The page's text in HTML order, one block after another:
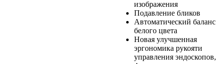
изображения
Подавление бликов
Автоматический баланс
белого цвета
Новая улучшенная
эргономика рукояти
управления эндоскопов,